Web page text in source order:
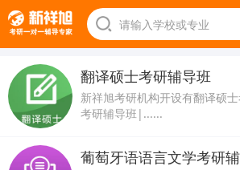
翻译硕士考研辅导班
新祥旭考研机构开设有翻译硕
考研辅导班|......
葡萄牙语语言文学考研